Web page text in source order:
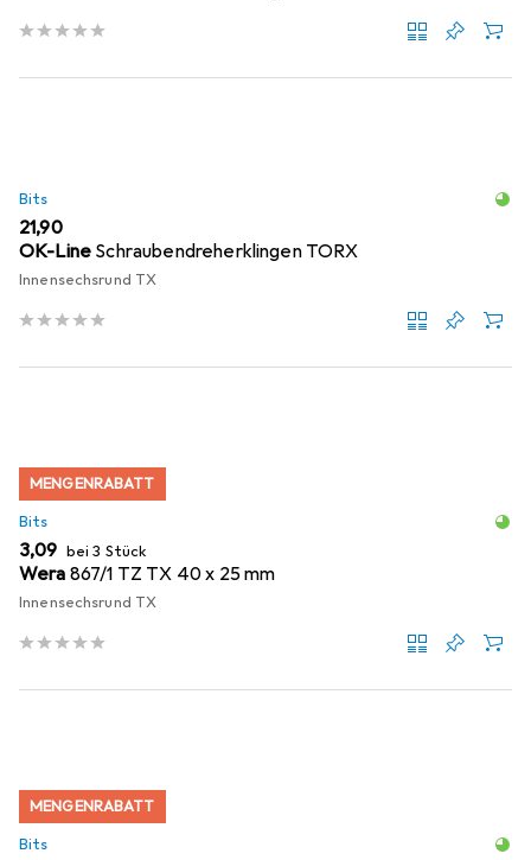
Bits
EUR
21,90
OK-Line Schraubendreherklingen TORX
Innensechsrund TX
MENGENRABATT
Bits
EUR
3,09 bei 3 Stück
Wera 867/1 TZ TX 40 x 25 mm
Innensechsrund TX
MENGENRABATT
Bits